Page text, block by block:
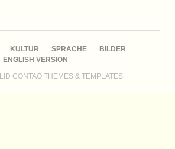
KULTUR SPRACHE
BILDER
ENGLISH VERSION
CONTAO THEMES & TEMPLATES